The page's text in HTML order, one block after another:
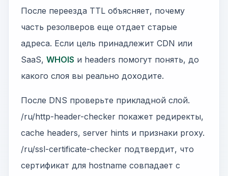
После переезда TTL объясняет, почему
часть резолверов еще отдает старые
адреса. Если цель принадлежит CDN или
SaaS, WHOIS и headers помогут понять, до
какого слоя вы реально доходите.
После DNS проверьте прикладной слой.
/ru/http-header-checker покажет редиректы,
cache headers, server hints и признаки proxy.
/ru/ssl-certificate-checker подтвердит, что
сертификат для hostname совпадает с